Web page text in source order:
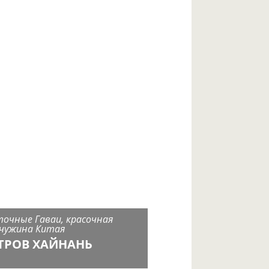
Гаваи, красочная
Китая
ХАЙНАНЬ